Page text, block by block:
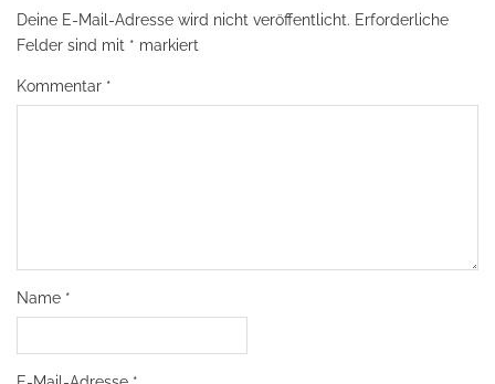
Deine E-Mail-Adresse wird nicht veröffentlicht. Erforderliche
Felder sind mit * markiert
Kommentar *
Name *